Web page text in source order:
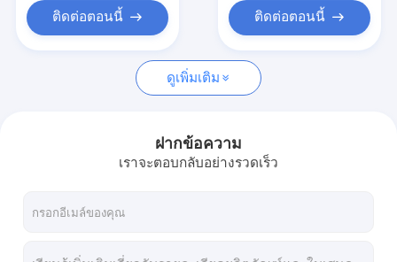
ข่าว
กระเป๋าสะพายพลาสติกที่เปิดก่อนบนม้วน
กระดาษบัตร
ติดต่อตอนนี้ ติดต่อตอนนี้
ดูเพิ่มเติม
ฝากข้อความ
เราจะตอบกลับอย่างรวดเร็ว